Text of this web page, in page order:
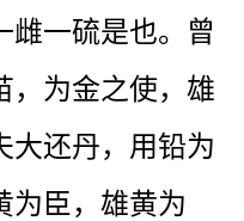
雌一硫是也。曾
，为金之使，雄
大还丹，用铅为
为臣，雄黄为